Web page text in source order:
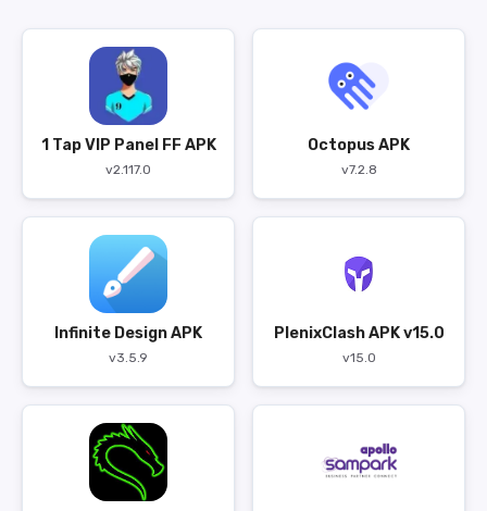
1 Tap VIP Panel FF APK
v2.117.0
Octopus APK
v7.2.8
Infinite Design APK
v3.5.9
PlenixClash APK v15.0
v15.0